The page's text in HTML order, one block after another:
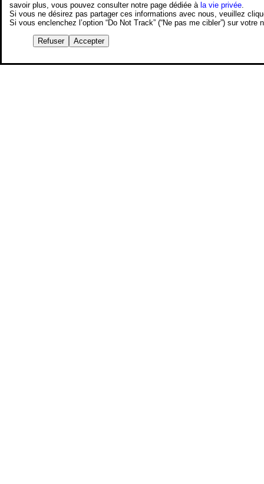
savoir plus, vous pouvez consulter notre page dédiée àla vie privée
Si vous ne désirez pas partager ces informations avec nous, veuillez
Si vous enclenchez l’option “Do Not Track” (“Ne pas me cibler”) sur
Refuser Accepter